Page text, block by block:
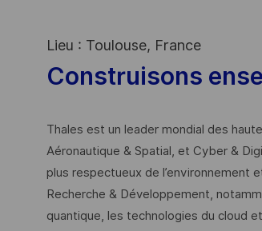
Lieu : Toulouse, France
Construisons
Thales est un leader mondial des
Aéronautique & Spatial, et Cyber &
plus respectueux de l’environnement
Recherche & Développement,
quantique, les technologies du cloud